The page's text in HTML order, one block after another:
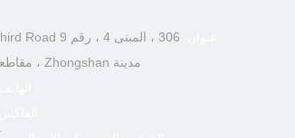
مدينة Zhongshan ، مقاطعة Guangdong ، الصين